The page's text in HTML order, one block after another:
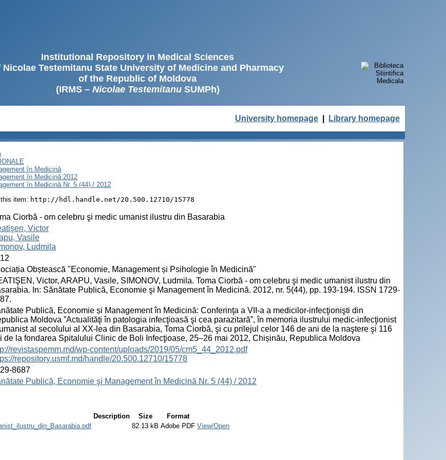
Institutional Repository in Medical Sciences
Nicolae Testemitanu State University of Medicine and Pharmacy
of the Republic of Moldova
(IRMS – Nicolae TestemitanuSUMPh)
University homepage Library homepage
în Medicină
în Medicină 2012
în Medicină Nr. 5 (44) / 2012
item: http://hdl.handle.net/20.500.12710/15778
Ciorbă - om celebru şi medic umanist ilustru din Basarabia
Victor
Vasile
Ludmila
Obștească "Economie, Management și Psihologie în Medicină"
Victor, ARAPU, Vasile, SIMONOV, Ludmila. Toma Ciorbă - om celebru şi medic umanist ilustru din
In: Sănătate Publică, Economie şi Management în Medicină. 2012, nr. 5(44), pp. 193-194. ISSN 1729-
Publică, Economie și Management în Medicină: Conferinţa a VII-a a medicilor-infecţionişti din
Moldova ”Actualităţi în patologia infecţioasă şi cea parazitară”, în memoria ilustrului medic-infecţionist
al secolului al XX-lea din Basarabia, Toma Ciorbă, şi cu prilejul celor 146 de ani de la naştere şi 116
de la fondarea Spitalului Clinic de Boli Infecţioase, 25–26 mai 2012, Chișinău, Republica Moldova
revistaspemm.md/wp-content/uploads/2019/05/cm5_44_2012.pdf
repository.usmf.md/handle/20.500.12710/15778
8687
Publică, Economie şi Management în Medicină Nr. 5 (44) / 2012
Description Size
Format
82.13 kB Adobe PDF View/Open